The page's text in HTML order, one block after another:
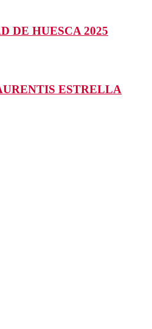
DE HUESCA 2025
ESTRELLA